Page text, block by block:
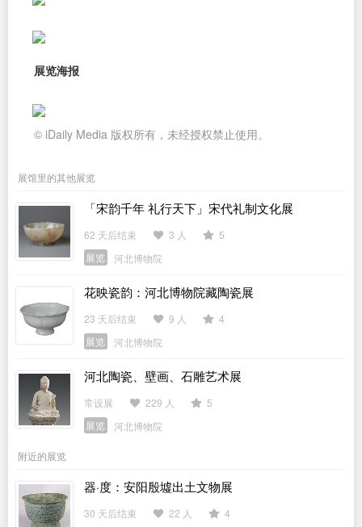
展览海报
© iDaily Media 版权所有，未经授权禁止使用。
展馆里的其他展览
「宋韵千年 礼行天下」宋代礼制文化展
62 天后结束 3 人
5
展览
河北博物院
花映瓷韵：河北博物院藏陶瓷展
23 天后结束 9 人
4
展览
河北博物院
河北陶瓷、壁画、石雕艺术展
常设展 229 人
5
展览
河北博物院
附近的展览
器·度：安阳殷墟出土文物展
30 天后结束 22 人 4